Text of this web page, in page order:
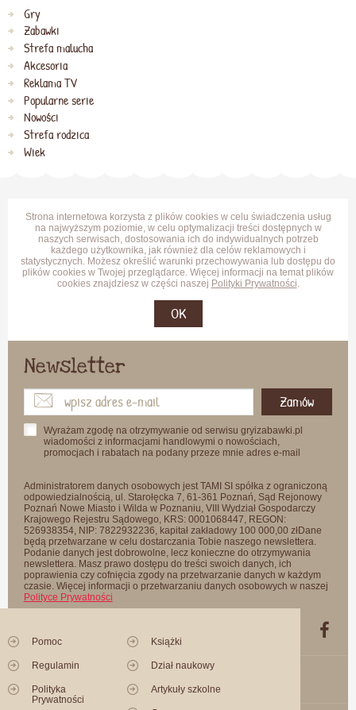
Gry
Zabawki
Strefa malucha
Akcesoria
Reklama TV
Popularne serie
Nowości
Strefa rodzica
Wiek
Strona internetowa korzysta z plików cookies w celu świadczenia usług
na najwyższym poziomie, w celu optymalizacji treści dostępnych w
naszych serwisach, dostosowania ich do indywidualnych potrzeb
każdego użytkownika, jak również dla celów reklamowych i
statystycznych. Możesz określić warunki przechowywania lub dostępu do
plików cookies w Twojej przeglądarce. Więcej informacji na temat plików
cookies znajdziesz w części naszej Polityki Prywatności.
OK
Newsletter
Zamów
Wyrażam zgodę na otrzymywanie od serwisu gryizabawki.pl
wiadomości z informacjami handlowymi o nowościach,
promocjach i rabatach na podany przeze mnie adres e-mail
Administratorem danych osobowych jest TAMI SI spółka z ograniczoną
odpowiedzialnością, ul. Starołęcka 7, 61-361 Poznań, Sąd Rejonowy
Poznań Nowe Miasto i Wilda w Poznaniu, VIII Wydział Gospodarczy
Krajowego Rejestru Sądowego, KRS: 0001068447, REGON:
526938354, NIP: 7822932236, kapitał zakładowy 100 000,00 złDane
będą przetwarzane w celu dostarczania Tobie naszego newslettera.
Podanie danych jest dobrowolne, lecz konieczne do otrzymywania
newslettera. Masz prawo dostępu do treści swoich danych, ich
poprawienia czy cofnięcia zgody na przetwarzanie danych w każdym
czasie. Więcej informacji o przetwarzaniu danych osobowych w naszej
Polityce Prywatności
Pomoc
Regulamin
Polityka
Prywatności
Książki
Dział naukowy
Artykuły szkolne